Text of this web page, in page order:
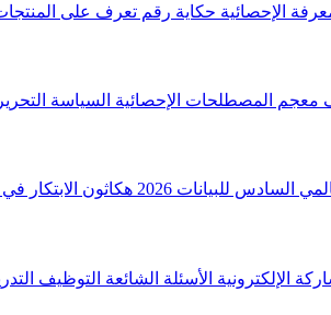
الإحصائية حكاية رقم تعرف على
معجم المصطلحات الإحصائية السياسة
السادس للبيانات 2026 هكاثون الابتكار في
الإلكترونية الأسئلة الشائعة التوظيف